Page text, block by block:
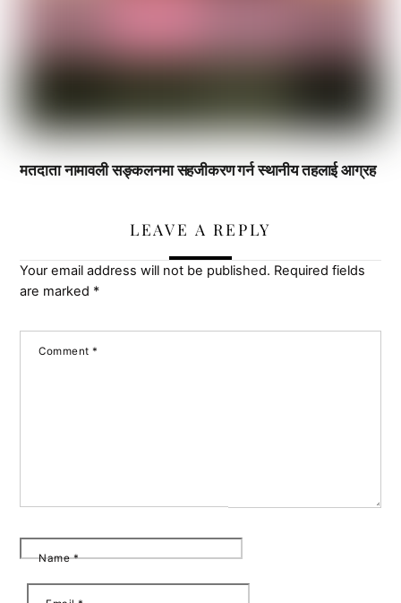
मतदाता नामावली सङ्कलनमा सहजीकरण गर्न स्थानीय तहलाई आग्रह
LEAVE A REPLY
Your email address will not be published. Required fields
are marked *
Comment*
Name*